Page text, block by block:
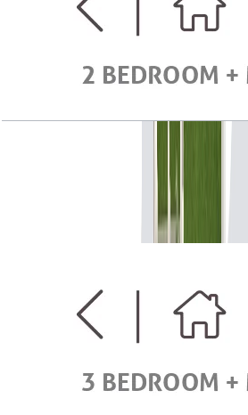
Serena Casa Viva,
Type D+, G-1st Floor, 1873